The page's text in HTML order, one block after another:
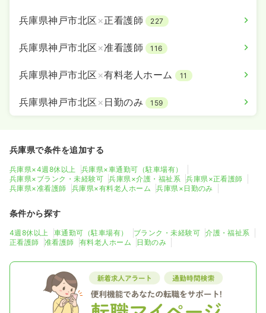
兵庫県神戸市北区 ×正看護師 227
兵庫県神戸市北区 ×准看護師 116
兵庫県神戸市北区 ×有料老人ホーム 11
兵庫県神戸市北区 × 日勤のみ 159
兵庫県で条件を追加する
兵庫県×4週8休以上
兵庫県×車通勤可（駐車場有）
兵庫県×ブランク・未経験可
兵庫県×介護・福祉系
兵庫県×正看護師
兵庫県×准看護師
兵庫県×有料老人ホーム 兵庫県×日勤のみ
条件から探す
4週8休以上 車通勤可（駐車場有） ブランク・未経験可
介護・福祉系
正看護師
准看護師 有料老人ホーム 日勤のみ